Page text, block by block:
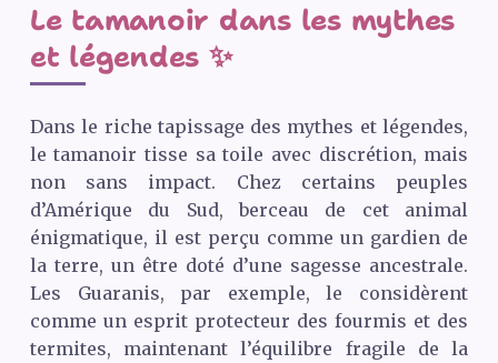
Le tamanoir dans les mythes
et légendes ✨
Dans le riche tapissage des mythes et légendes,
le tamanoir tisse sa toile avec discrétion, mais
non sans impact. Chez certains peuples
d’Amérique du Sud, berceau de cet animal
énigmatique, il est perçu comme un gardien de
la terre, un être doté d’une sagesse ancestrale.
Les Guaranis, par exemple, le considèrent
comme un esprit protecteur des fourmis et des
termites, maintenant l’équilibre fragile de la